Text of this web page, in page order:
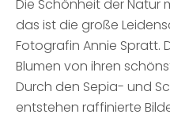
Die Schönheit der Natur
das ist die große
Fotografin Annie Spratt.
Blumen von ihren
Durch den Sepia- und
entstehen raffinierte